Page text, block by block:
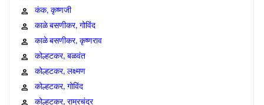
कंक, कृष्णजी
काळे बसणीकर, गोविंद
काळे बसणीकर, कृष्णराव
कोल्हटकर, बळवंत
कोल्हटकर, लक्ष्मण
कोल्हटकर, गोविंद
कोल्हटकर, राम्रचंद्र